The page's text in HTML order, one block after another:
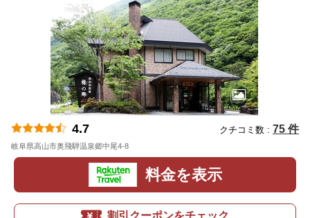
4.7 クチコミ数 : 75 件
岐阜県高山市奥飛騨温泉郷中尾4-8
料金を表示
割引クーポンをチェック